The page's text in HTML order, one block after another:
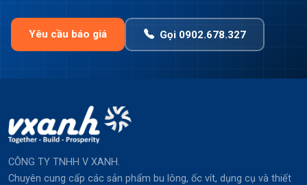
Yêu cầu báo giá Gọi 0902.678.327
CÔNG TY TNHH V XANH.
Chuyên cung cấp các sản phẩm bu lông, ốc vít, dụng cụ và thiết